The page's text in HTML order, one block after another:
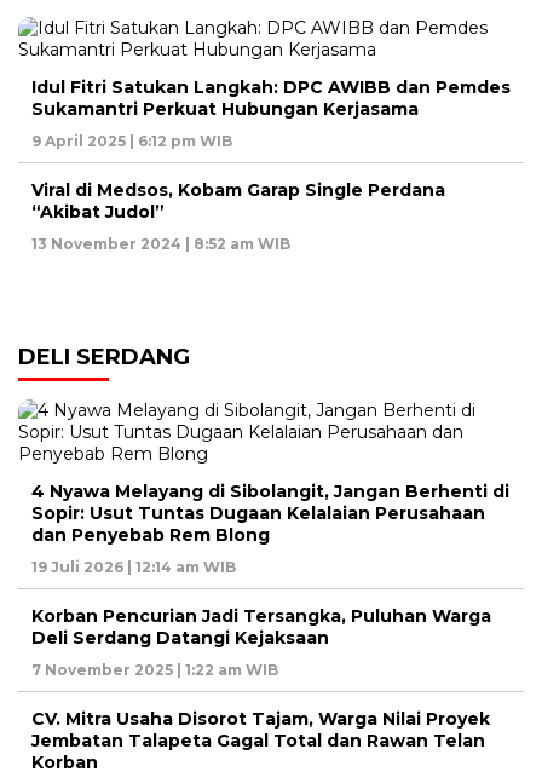
Idul Fitri Satukan Langkah: DPC AWIBB dan Pemdes
Sukamantri Perkuat Hubungan Kerjasama
9 April 2025 | 6:12 pm WIB
Viral di Medsos, Kobam Garap Single Perdana
“Akibat Judol”
13 November 2024 | 8:52 am WIB
DELI SERDANG
4 Nyawa Melayang di Sibolangit, Jangan Berhenti di
Sopir: Usut Tuntas Dugaan Kelalaian Perusahaan
dan Penyebab Rem Blong
19 Juli 2026 | 12:14 am WIB
Korban Pencurian Jadi Tersangka, Puluhan Warga
Deli Serdang Datangi Kejaksaan
7 November 2025 | 1:22 am WIB
CV. Mitra Usaha Disorot Tajam, Warga Nilai Proyek
Jembatan Talapeta Gagal Total dan Rawan Telan
Korban